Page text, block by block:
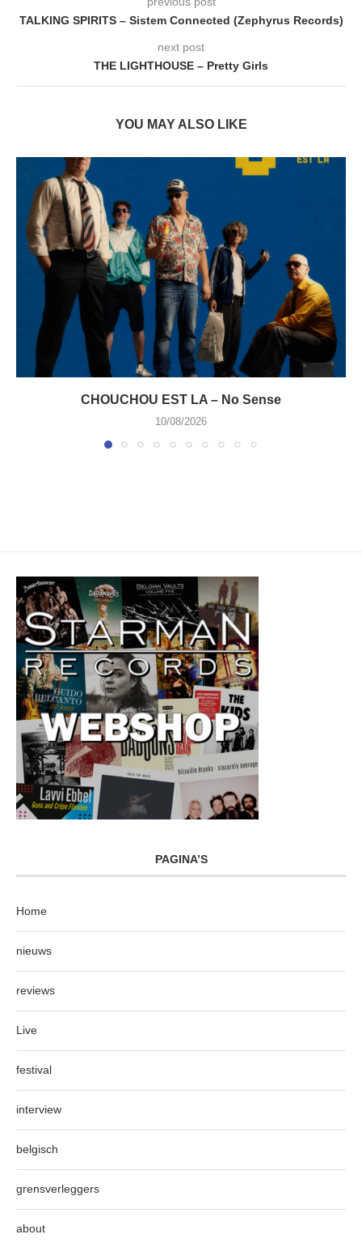
TALKING SPIRITS – Sistem Connected (Zephyrus Records)
next post
THE LIGHTHOUSE – Pretty Girls
YOU MAY ALSO LIKE
CHOUCHOU EST LA – No Sense
10/08/2026
PAGINA’S
Home
nieuws
reviews
Live
festival
interview
belgisch
grensverleggers
about